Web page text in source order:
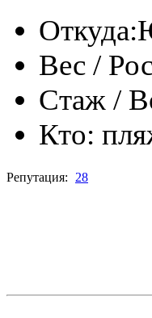
Откуда:
Вес /
Стаж /
Кто:
Репутация: 28